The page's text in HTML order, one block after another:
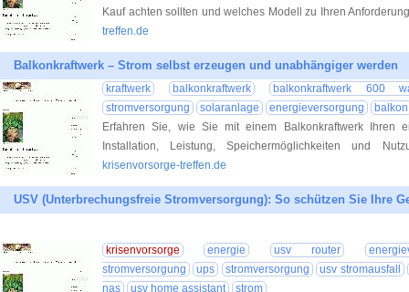
Kauf achten sollten und welches Modell zu Ihren
treffen.de
Balkonkraftwerk – Strom selbst erzeugen und unabhängiger werden
kraftwerk balkonkraftwerk
balkonkraftwerk 600
stromversorgung
solaranlage energieversorgung
balkon
Erfahren Sie, wie Sie mit einem Balkonkraftwerk Ihren
Installation, Leistung, Speichermöglichkeiten und
krisenvorsorge-treffen.de
USV (Unterbrechungsfreie Stromversorgung): So schützen Sie Ihre
krisenvorsorge energie usv router
stromversorgung
ups stromversorgung
usv stromausfall
nas
usv home assistant
strom